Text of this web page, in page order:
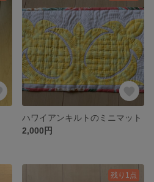
ハワイアンキルトのミニマット
2,000円
残り1点